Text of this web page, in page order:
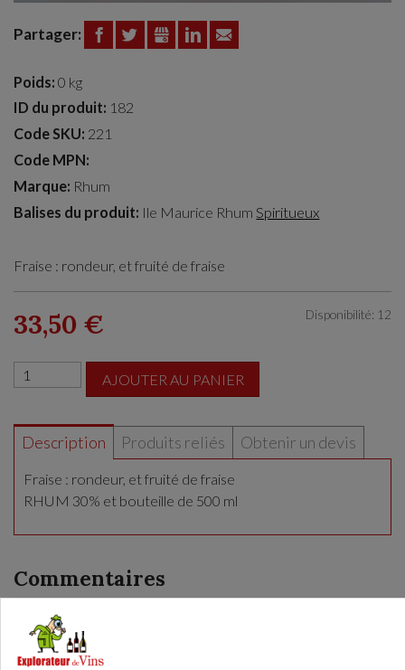
Partager: FACEBOOKTWITTERGOOGLE+LINKEDIN
Poids: 0 kg
ID du produit: 182
Code SKU: 221
Code MPN:
Marque: Rhum
Balises du produit: Ile Maurice Rhum Spiritueux
Fraise : rondeur, et fruité de fraise
Disponibilité: 12
33,50 €
AJOUTER AU PANIER
Description Produits reliés Obtenir un devis
Fraise : rondeur, et fruité de fraise
RHUM 30% et bouteille de 500 ml
Commentaires
NOTE MOYENNE:
Soyer le premier à laisser un commentaire